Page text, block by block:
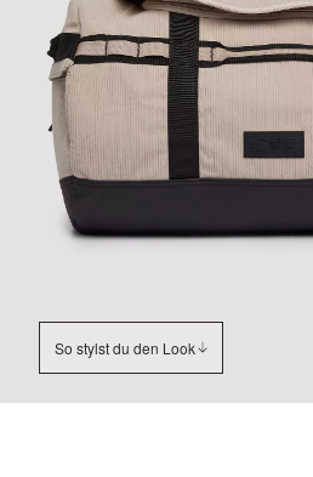
So stylst du den Look